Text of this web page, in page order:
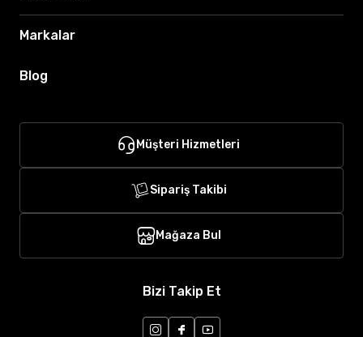
Markalar
Blog
Müşteri Hizmetleri
Sipariş Takibi
Mağaza Bul
Bizi Takip Et